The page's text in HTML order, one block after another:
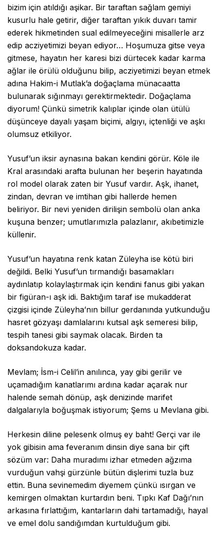
bizim için atıldığı aşikar. Bir taraftan sağlam gemiyi
kusurlu hale getirir, diğer taraftan yıkık duvarı tamir
ederek hikmetinden sual edilmeyeceğini misallerle arz
edip acziyetimizi beyan ediyor… Hoşumuza gitse veya
gitmese, hayatın her karesi bizi dürtecek kadar karma
ağlar ile örülü olduğunu bilip, acziyetimizi beyan etmek
adına Hakim-i Mutlak’a doğaçlama münacaatta
bulunarak sığınmayı gerektirmektedir. Doğaçlama
diyorum! Çünkü simetrik kalıplar içinde olan ütülü
düşünceye dayalı yaşam biçimi, algıyı, içtenliği ve aşkı
olumsuz etkiliyor.
Yusuf’un iksir aynasına bakan kendini görür. Köle ile
Kral arasındaki arafta bulunan her beşerin hayatında
rol model olarak zaten bir Yusuf vardır. Aşk, ihanet,
zindan, devran ve imtihan gibi hallerde hemen
beliriyor. Bir nevi yeniden dirilişin sembolü olan anka
kuşuna benzer; umutlarımızla palazlanır, akıbetimizle
küllenir.
Yusuf’un hayatına renk katan Züleyha ise kötü biri
değildi. Belki Yusuf’un tırmandığı basamakları
aydınlatıp kolaylaştırmak için kendini fanus gibi yakan
bir figüran-ı aşk idi. Baktığım taraf ise mukadderat
çizgisi içinde Züleyha’nın billur gerdanında yutkunduğu
hasret gözyaşı damlalarını kutsal aşk semeresi bilip,
tespih tanesi gibi saymak olacak. Birden ta
doksandokuza kadar.
Mevlam; İsm-i Celil’in anılınca, yay gibi gerilir ve
uçamadığım kanatlarımı ardına kadar açarak nur
halende semah dönüp, aşk denizinde marifet
dalgalarıyla boğuşmak istiyorum; Şems u Mevlana gibi.
Herkesin diline pelesenk olmuş ey baht! Gerçi var ile
yok gibisin ama feveranım dinsin diye sana bir çift
sözüm var: Daha muradımı izhar etmeden ağzıma
vurduğun vahşi gürzünle bütün dişlerimi tuzla buz
ettin. Buna sevinemedim diyemem çünkü ısırgan ve
kemirgen olmaktan kurtardın beni. Tıpkı Kaf Dağı’nın
arkasına fırlattığım, kantarların dahi tartamadığı, hayal
ve emel dolu sandığımdan kurtulduğum gibi.